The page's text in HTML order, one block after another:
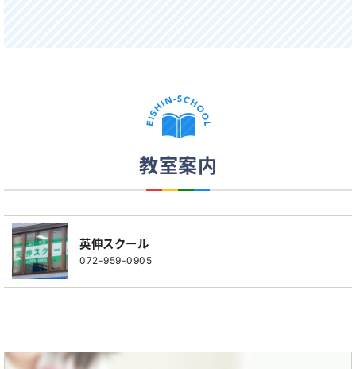
教室案内
英伸スクール
072-959-0905